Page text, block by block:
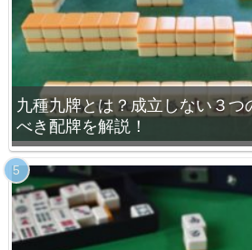
九種九牌とは？成立しない３つ
べき配牌を解説！